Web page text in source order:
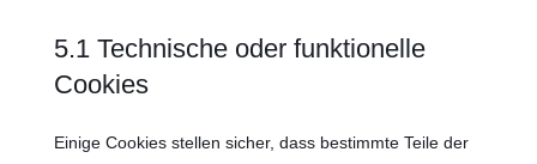
5.1 Technische oder funktionelle
Cookies
Einige Cookies stellen sicher, dass bestimmte Teile der